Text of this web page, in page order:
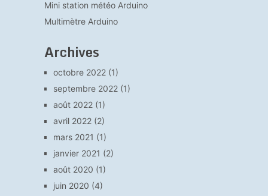
Mini station météo Arduino
Multimètre Arduino
Archives
octobre 2022(1)
septembre 2022(1)
août 2022(1)
avril 2022(2)
mars 2021 (1)
janvier 2021 (2)
août 2020 (1)
juin 2020 (4)